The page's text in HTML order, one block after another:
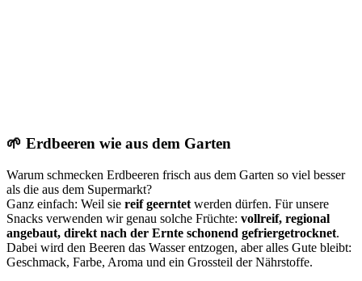
🌱 Erdbeeren wie aus dem Garten
Warum schmecken Erdbeeren frisch aus dem Garten so viel besser
als die aus dem Supermarkt?
Ganz einfach: Weil sie reif geerntet werden dürfen. Für unsere
Snacks verwenden wir genau solche Früchte: vollreif, regional
angebaut, direkt nach der Ernte schonend gefriergetrocknet.
Dabei wird den Beeren das Wasser entzogen, aber alles Gute bleibt:
Geschmack, Farbe, Aroma und ein Grossteil der Nährstoffe.